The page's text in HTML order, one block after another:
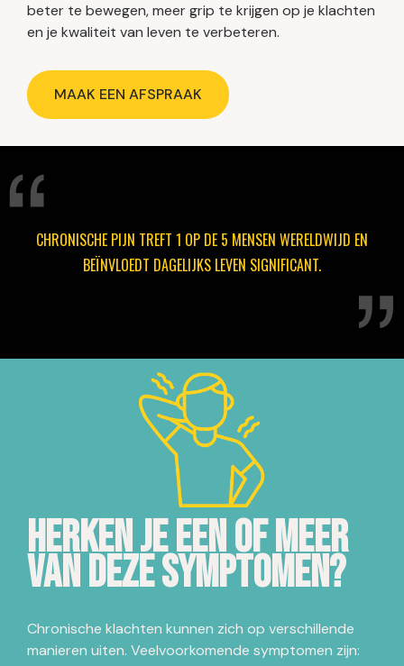
beter te bewegen, meer grip te krijgen op je klachten
en je kwaliteit van leven te verbeteren.
MAAK EEN AFSPRAAK
CHRONISCHE PIJN TREFT 1 OP DE 5 MENSEN WERELDWIJD EN
BEÏNVLOEDT DAGELIJKS LEVEN SIGNIFICANT.
Herken je een of meer
van deze symptomen?
Chronische klachten kunnen zich op verschillende
manieren uiten. Veelvoorkomende symptomen zijn: